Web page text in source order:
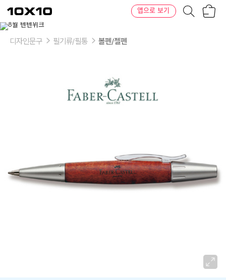
텐
바
텐
앱으로 보기
디자인문구 필기류/필통 볼펜/젤펜